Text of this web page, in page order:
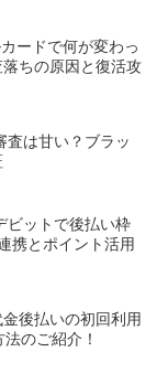
ードで何が変わっ
ちの原因と復活攻
査は甘い？ブラッ
ビットで後払い枠
携とポイント活用
金後払いの初回利用
のご紹介！